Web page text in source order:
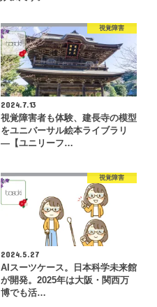
視覚障害
2024.7.13
視覚障害者も体験、建長寺の模型
をユニバーサル絵本ライブラリ
―【ユニリーフ…
視覚障害
2024.5.27
AIスーツケース。日本科学未来館
が開発。2025年は大阪・関西万
博でも活…